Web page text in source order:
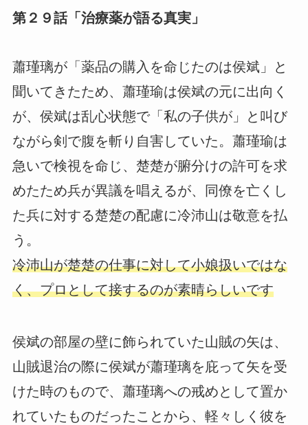
第２９話「治療薬が語る真実」
蕭瑾璃が「薬品の購入を命じたのは侯斌」と
聞いてきたため、蕭瑾瑜は侯斌の元に出向く
が、侯斌は乱心状態で「私の子供が」と叫び
ながら剣で腹を斬り自害していた。蕭瑾瑜は
急いで検視を命じ、楚楚が腑分けの許可を求
めたため兵が異議を唱えるが、同僚を亡くし
た兵に対する楚楚の配慮に冷沛山は敬意を払
う。
冷沛山が楚楚の仕事に対して小娘扱いではな
く、プロとして接するのが素晴らしいです
侯斌の部屋の壁に飾られていた山賊の矢は、
山賊退治の際に侯斌が蕭瑾璃を庇って矢を受
けた時のもので、蕭瑾璃への戒めとして置か
れていたものだったことから、軽々しく彼を